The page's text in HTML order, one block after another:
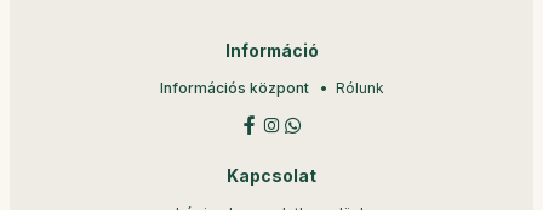
Információ
Információs központ Rólunk
Kapcsolat